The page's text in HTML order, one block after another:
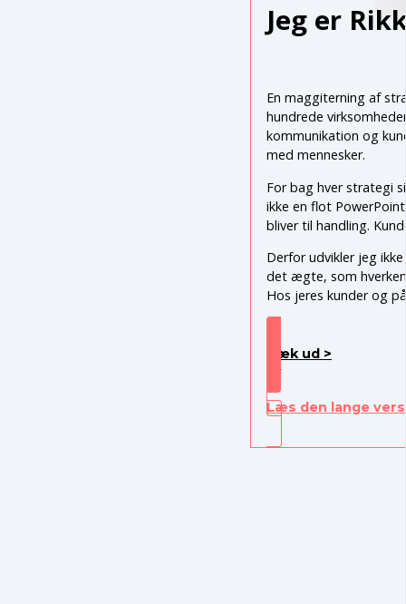
Jeg er
En maggiterning af
hundrede
kommunikation og
med mennesker.
For bag hver strategi
ikke en flot
bliver til handling.
Derfor udvikler jeg
det ægte, som
Hos jeres kunder og
Ræk ud >
Læs den lange